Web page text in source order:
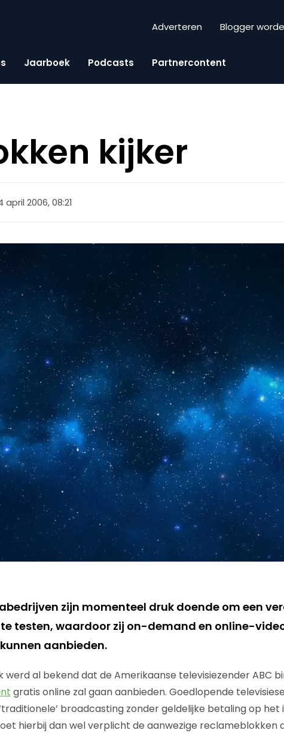
Adverteren Blogger
Jaarboek Podcasts Partnercontent
kijker
april 2006, 08:21
zijn momenteel druk doende om een
te testen, waardoor zij on-demand en online-
aanbieden.
werd al bekend dat de Amerikaanse televisiezender ABC
gratis online zal gaan aanbieden. Goedlopende
broadcasting zonder geldelijke betaling op het
hierbij dan wel verplicht de aanwezige reclameblokken